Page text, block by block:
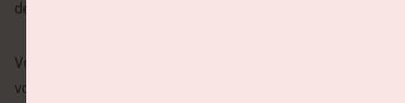
de voorprogramma's.
Voor deze tour werkt de zanger, met Abel Tesfaye als
volledige naam, werkt voor dit deel van de tour met het